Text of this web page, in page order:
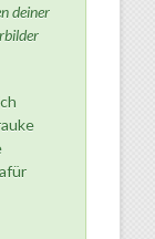
deiner